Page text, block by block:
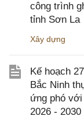
công trình
tỉnh Sơn La
Xây dựng
Kế hoạch
Bắc Ninh
ứng phó
2026 -